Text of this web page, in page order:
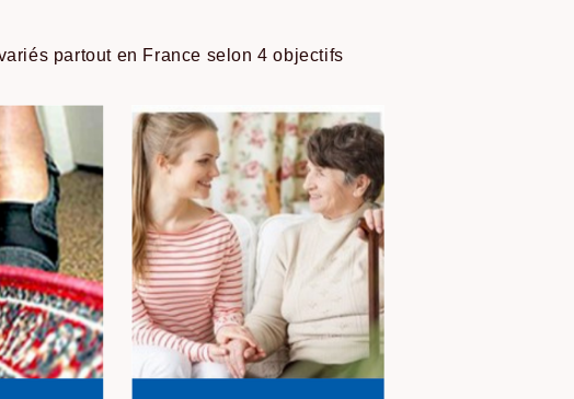
partout en France selon 4 objectifs